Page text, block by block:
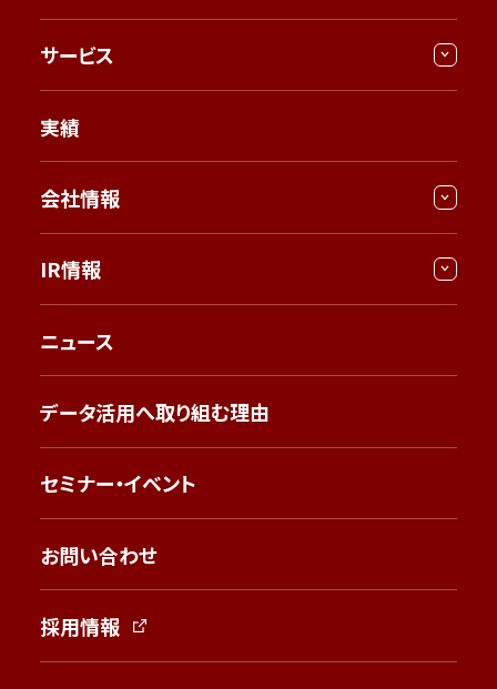
サービス
実績
会社情報
IR情報
ニュース
データ活用へ取り組む理由
セミナー・イベント
お問い合わせ
採用情報